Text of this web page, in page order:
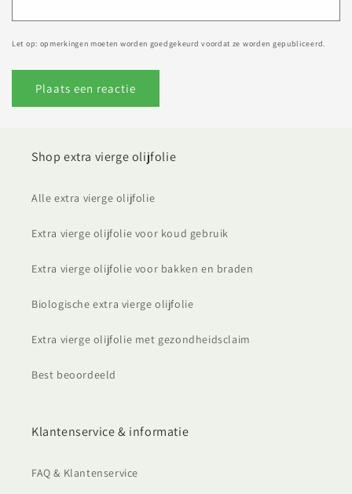
Let op: opmerkingen moeten worden goedgekeurd voordat ze worden gepubliceerd.
Shop extra vierge olijfolie
Alle extra vierge olijfolie
Extra vierge olijfolie voor koud gebruik
Extra vierge olijfolie voor bakken en braden
Biologische extra vierge olijfolie
Extra vierge olijfolie met gezondheidsclaim
Best beoordeeld
Klantenservice & informatie
FAQ & Klantenservice